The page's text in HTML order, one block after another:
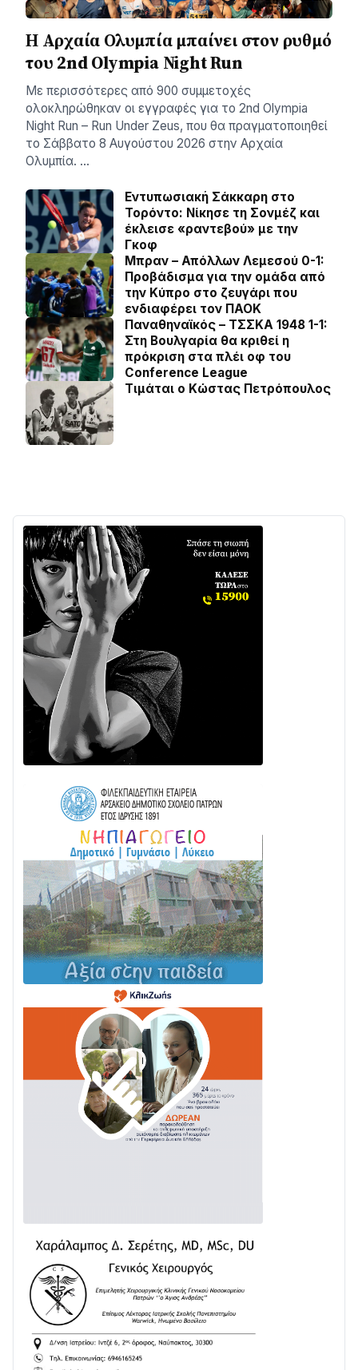
Η Αρχαία Ολυμπία μπαίνει στον ρυθμό
του 2nd Olympia Night Run
Με περισσότερες από 900 συμμετοχές
ολοκληρώθηκαν οι εγγραφές για το 2nd Olympia
Night Run – Run Under Zeus, που θα πραγματοποιηθεί
το Σάββατο 8 Αυγούστου 2026 στην Αρχαία
Ολυμπία. …
Εντυπωσιακή Σάκκαρη στο
Τορόντο: Νίκησε τη Σονμέζ και
έκλεισε «ραντεβού» με την
Γκοφ
Μπραν – Απόλλων Λεμεσού 0-1:
Προβάδισμα για την ομάδα από
την Κύπρο στο ζευγάρι που
ενδιαφέρει τον ΠΑΟΚ
Παναθηναϊκός – ΤΣΣΚΑ 1948 1-1:
Στη Βουλγαρία θα κριθεί η
πρόκριση στα πλέι οφ του
Conference League
Τιμάται ο Κώστας Πετρόπουλος